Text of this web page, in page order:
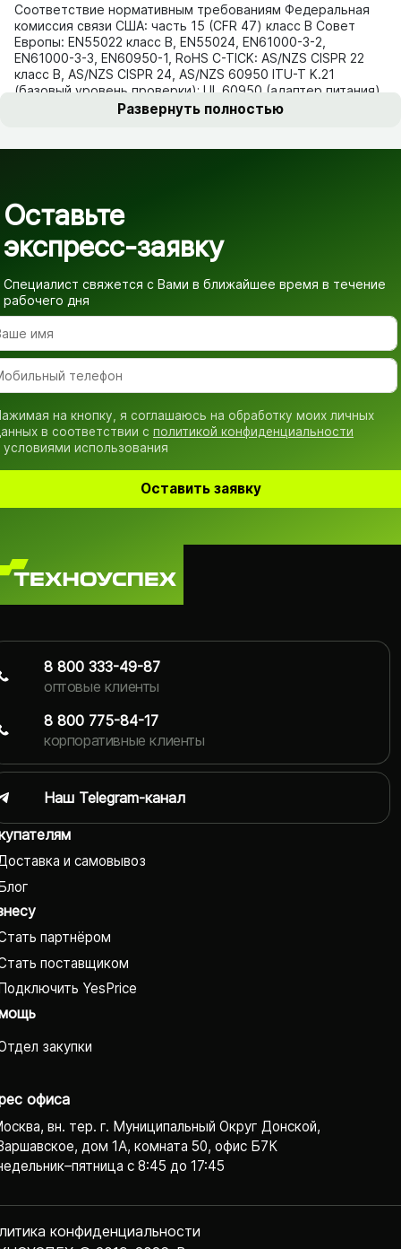
Соответствие нормативным требованиям Федеральная
комиссия связи США: часть 15 (CFR 47) класс B Совет
Европы: EN55022 класс B, EN55024, EN61000-3-2,
EN61000-3-3, EN60950-1, RoHS C-TICK: AS/NZS CISPR 22
класс B, AS/NZS CISPR 24, AS/NZS 60950 ITU-T K.21
(базовый уровень проверки); UL 60950 (адаптер питания)
Развернуть полностью
Оставьте
экспресс-заявку
Специалист свяжется с Вами в ближайшее время в течение
рабочего дня
на кнопку, я соглашаюсь на обработку моих личных
в соответствии с политикой конфиденциальности
условиями использования
Оставить заявку
и самовывоз
партнёром
поставщиком
YesPrice
закупки
офиса
вн. тер. г. Муниципальный Округ Донской,
дом 1А, комната 50, офис Б7К
с 8:45 до 17:45
конфиденциаль­ности
8 800 333-49-87
оптовые клиенты
8 800 775-84-17
корпоративные клиенты
Наш Telegram-канал